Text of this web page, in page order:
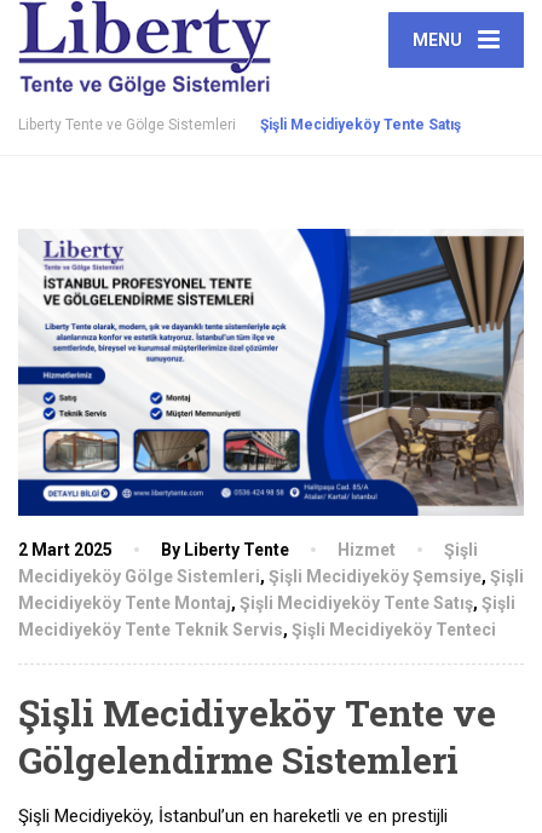
MENU
Liberty Tente ve Gölge Sistemleri Şişli Mecidiyeköy Tente Satış
2 Mart 2025 By Liberty Tente Hizmet
Şişli
Mecidiyeköy Gölge Sistemleri, Şişli Mecidiyeköy Şemsiye, Şişli
Mecidiyeköy Tente Montaj, Şişli Mecidiyeköy Tente Satış, Şişli
Mecidiyeköy Tente Teknik Servis, Şişli Mecidiyeköy Tenteci
Şişli Mecidiyeköy Tente ve
Gölgelendirme Sistemleri
Şişli Mecidiyeköy, İstanbul’un en hareketli ve en prestijli